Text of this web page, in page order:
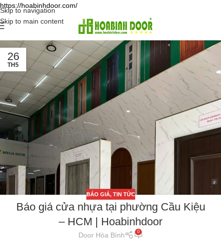
https://hoabinhdoor.com/
Skip to navigation
Skip to main content
26
TH5
BÁO GIÁ, TIN TỨC
Báo giá cửa nhựa tại phường Cầu Kiệu
– HCM | Hoabinhdoor
Door Hòa Bình 0